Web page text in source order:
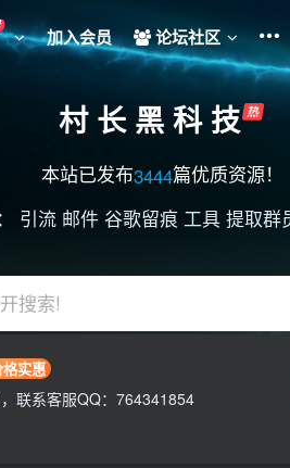
加入会员 论坛社区
村 长 黑 科 技
本站已发布3444篇优质资源！
引流 邮件 谷歌留痕 工具 提取群
搜索!
实惠
联系客服QQ：764341854